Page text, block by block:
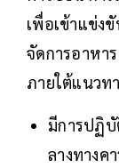
เพื่อเข้าแข่ง
จัดการอาหา
ภายใต้แนวท
มีการปฏิ
ลางทางค